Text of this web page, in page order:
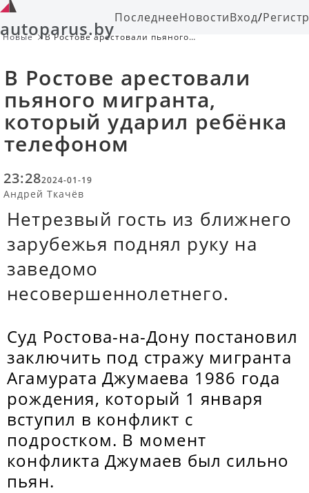
autoparus.byПоследнееНовостиВход/
Новые
В Ростове арестовали пьяного
В Ростове арестовали
пьяного мигранта,
который ударил ребёнка
телефоном
23:282024-01-19
Андрей Ткачёв
Нетрезвый гость из ближнего
зарубежья поднял руку на
заведомо
несовершеннолетнего.
Суд Ростова-на-Дону постановил
заключить под стражу мигранта
Агамурата Джумаева 1986 года
рождения, который 1 января
вступил в конфликт с
подростком. В момент
конфликта Джумаев был сильно
пьян.